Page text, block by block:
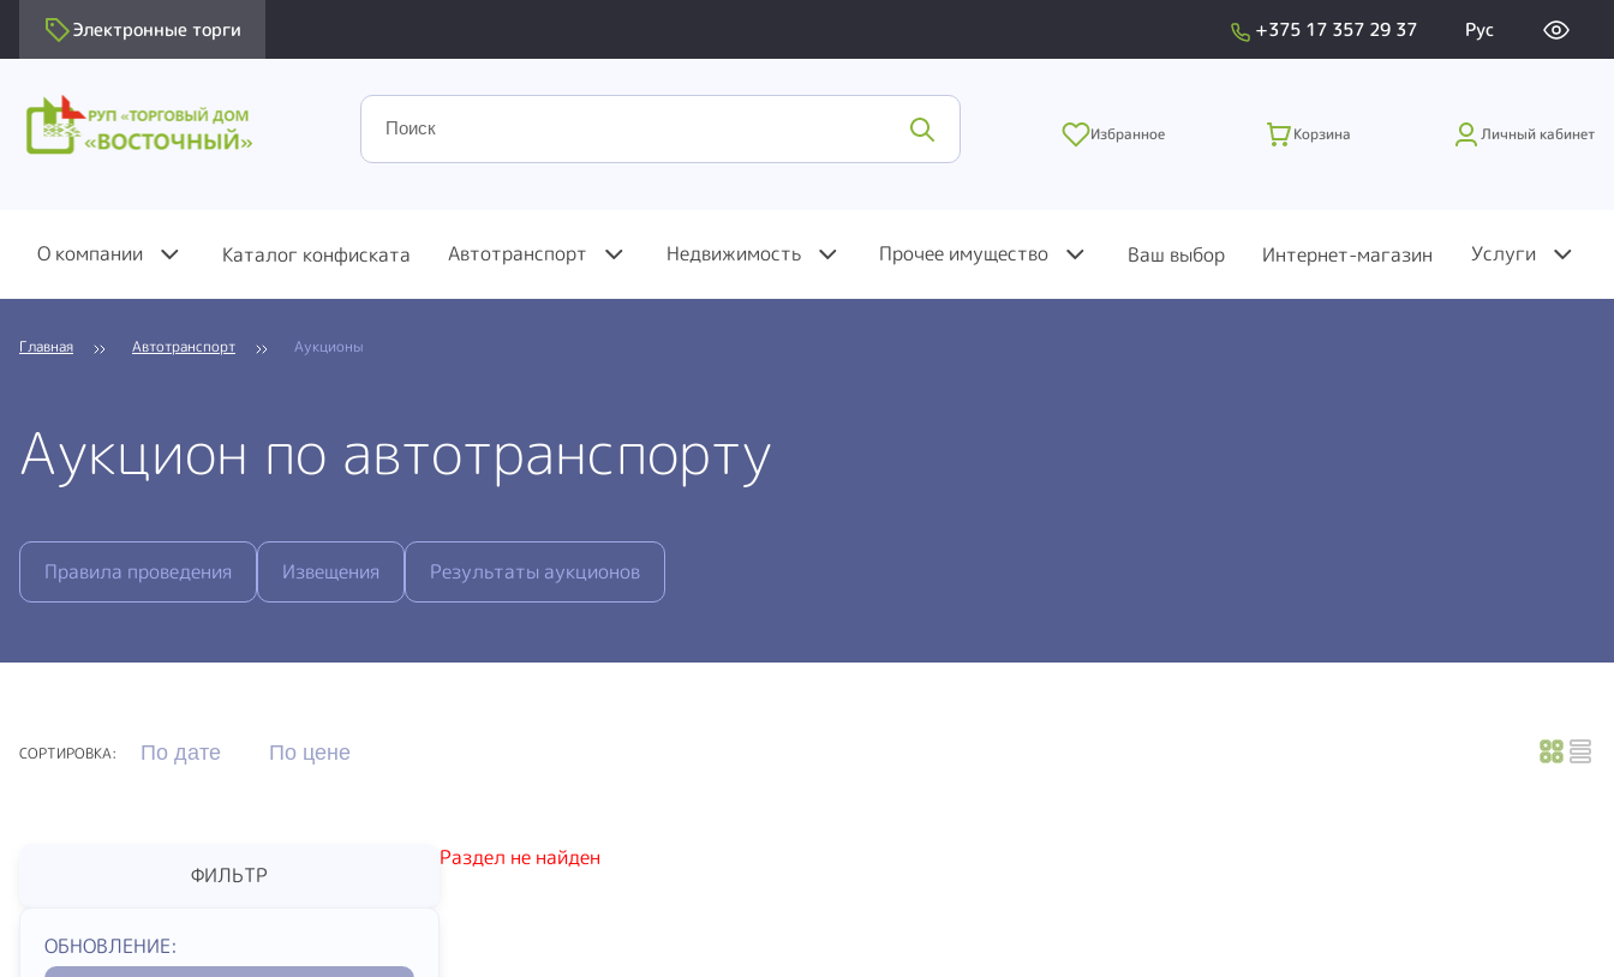
Электронные торги +375 17 357 29 37 Рус
Избранное Корзина Личный кабинет
О компании Каталог конфиската Автотранспорт Недвижимость Прочее имущество Ваш выбор Интернет-магазин Услуги
Главная Автотранспорт Аукционы
Аукцион по автотранспорту
Правила проведения Извещения Результаты аукционов
СОРТИРОВКА: По дате По цене
ФИЛЬТР
ОБНОВЛЕНИЕ:
Раздел не найден